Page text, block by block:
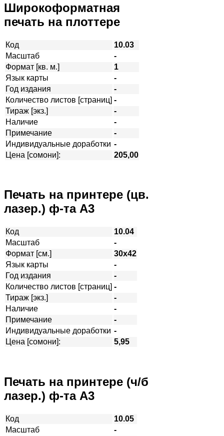
Широкоформатная
печать на плоттере
Код
10.03
Масштаб
-
Формат [кв. м.]
1
Язык карты
-
Год издания
-
Количество листов [страниц] -
Тираж [экз.]
-
Наличие
-
Примечание
-
Индивидуальные доработки -
Цена [сомони]:
205,00
Печать на принтере (цв.
лазер.) ф-та А3
Код
10.04
Масштаб
-
Формат [см.]
30х42
Язык карты
-
Год издания
-
Количество листов [страниц] -
Тираж [экз.]
-
Наличие
-
Примечание
-
Индивидуальные доработки -
Цена [сомони]:
5,95
Печать на принтере (ч/б
лазер.) ф-та А3
Код
10.05
Масштаб
-